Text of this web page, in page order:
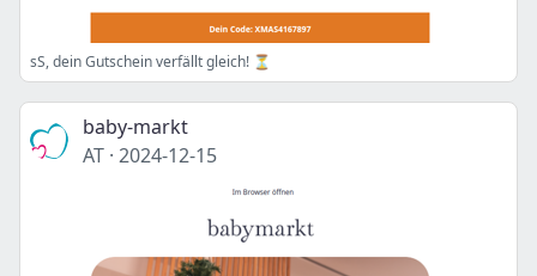
sS, dein Gutschein verfällt gleich! ⏳
baby-markt
AT · 2024-12-15